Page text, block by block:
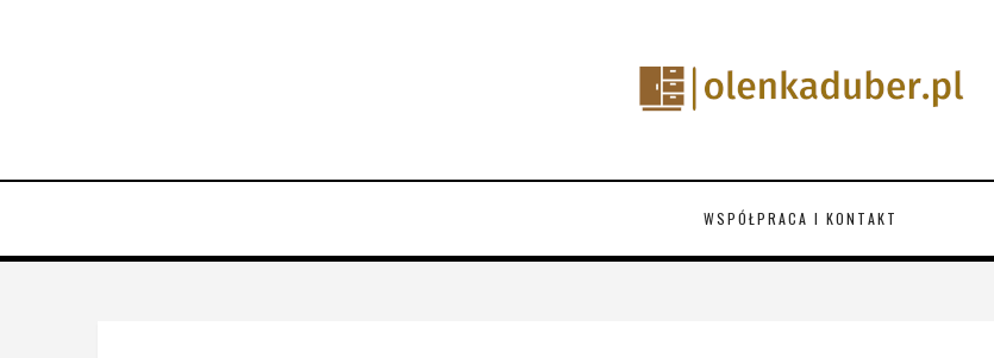
WSPÓŁPRACA I KONTAKT